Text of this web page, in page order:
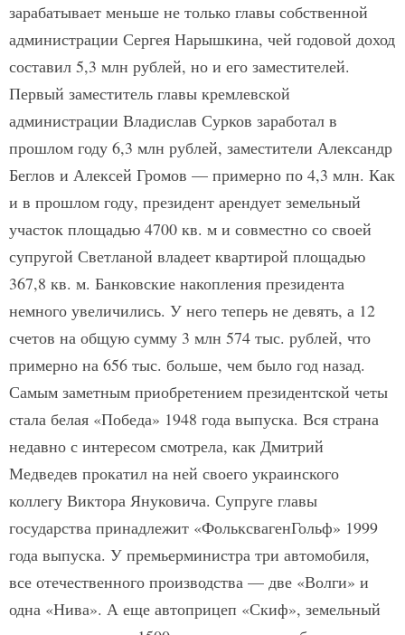
зарабатывает меньше не только главы собственной
администрации Сергея Нарышкина, чей годовой доход
составил 5,3 млн рублей, но и его заместителей.
Первый заместитель главы кремлевской
администрации Владислав Сурков заработал в
прошлом году 6,3 млн рублей, заместители Александр
Беглов и Алексей Громов — примерно по 4,3 млн. Как
и в прошлом году, президент арендует земельный
участок площадью 4700 кв. м и совме­стно со своей
супругой Светланой владеет квартирой площадью
367,8 кв. м. Банковские накопления президента
немного увеличились. У него теперь не девять, а 12
счетов на общую сумму 3 млн 574 тыс. рублей, что
примерно на 656 тыс. больше, чем было год назад.
Самым заметным приобретением президентской четы
стала белая «Победа» 1948 года выпуска. Вся страна
недавно с интересом смотрела, как Дмитрий
Медведев прокатил на ней своего украинского
коллегу Виктора Януковича. Супруге главы
государства принадлежит «Фольксваген­Гольф» 1999
года выпуска. У премьер­министра три автомобиля,
все отечественного производства — две «Волги» и
одна «Нива». А еще автоприцеп «Скиф», земельный